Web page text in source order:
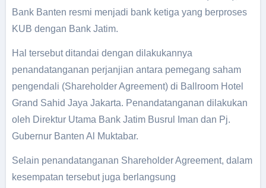
Bank Banten resmi menjadi bank ketiga yang berproses
KUB dengan Bank Jatim.
Hal tersebut ditandai dengan dilakukannya
penandatanganan perjanjian antara pemegang saham
pengendali (Shareholder Agreement) di Ballroom Hotel
Grand Sahid Jaya Jakarta. Penandatanganan dilakukan
oleh Direktur Utama Bank Jatim Busrul Iman dan Pj.
Gubernur Banten Al Muktabar.
Selain penandatanganan Shareholder Agreement, dalam
kesempatan tersebut juga berlangsung